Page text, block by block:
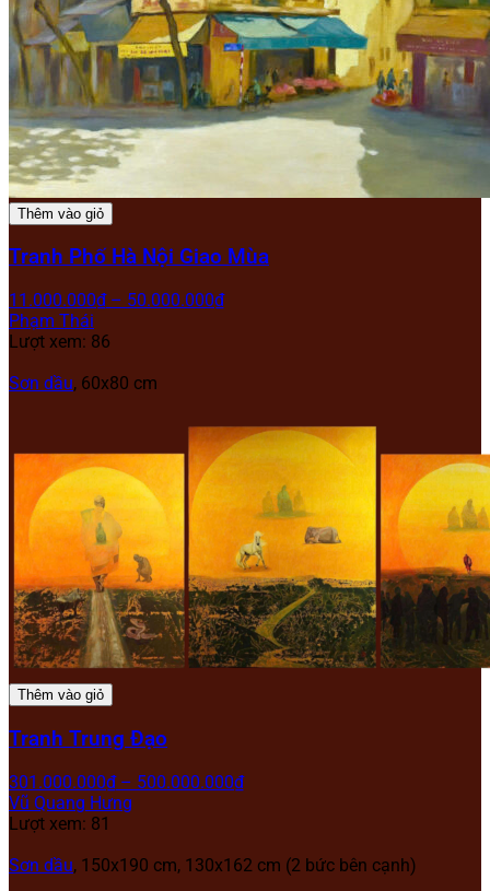
Thêm vào giỏ
Tranh Phố Hà Nội Giao Mùa
11.000.000₫ – 50.000.000₫
Phạm Thái
Lượt xem: 86
Sơn dầu, 60x80 cm
Thêm vào giỏ
Tranh Trung Đạo
301.000.000₫ – 500.000.000₫
Vũ Quang Hưng
Lượt xem: 81
Sơn dầu, 150x190 cm, 130x162 cm (2 bức bên cạnh)